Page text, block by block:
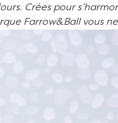
Crées pour
Farrow&Ball vous